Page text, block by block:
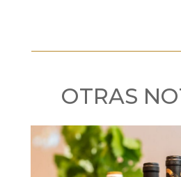
OTRAS